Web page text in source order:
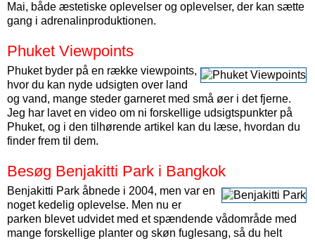
Mai, både æstetiske oplevelser og oplevelser, der kan sætte
gang i adrenalinproduktionen.
Phuket Viewpoints
Phuket byder på en række viewpoints,
hvor du kan nyde udsigten over land
og vand, mange steder garneret med små øer i det fjerne.
Jeg har lavet en video om ni forskellige udsigtspunkter på
Phuket, og i den tilhørende artikel kan du læse, hvordan du
finder frem til dem.
Besøg Benjakitti Park i Bangkok
Benjakitti Park åbnede i 2004, men var en
noget kedelig oplevelse. Men nu er
parken blevet udvidet med et spændende vådområde med
mange forskellige planter og skøn fuglesang, så du helt